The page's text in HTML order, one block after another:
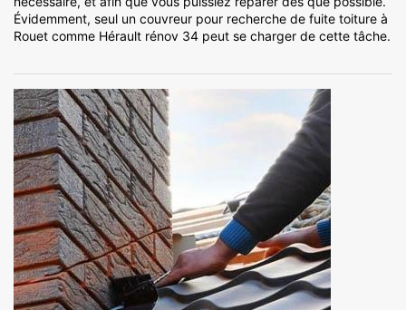
Évidemment, seul un couvreur pour recherche de fuite toiture à
Rouet comme Hérault rénov 34 peut se charger de cette tâche.